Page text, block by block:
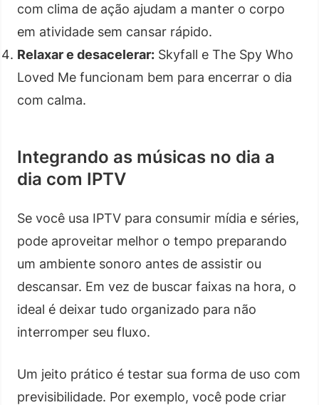
com clima de ação ajudam a manter o corpo
em atividade sem cansar rápido.
Relaxar e desacelerar: Skyfall e The Spy Who
Loved Me funcionam bem para encerrar o dia
com calma.
Integrando as músicas no dia a
dia com IPTV
Se você usa IPTV para consumir mídia e séries,
pode aproveitar melhor o tempo preparando
um ambiente sonoro antes de assistir ou
descansar. Em vez de buscar faixas na hora, o
ideal é deixar tudo organizado para não
interromper seu fluxo.
Um jeito prático é testar sua forma de uso com
previsibilidade. Por exemplo, você pode criar